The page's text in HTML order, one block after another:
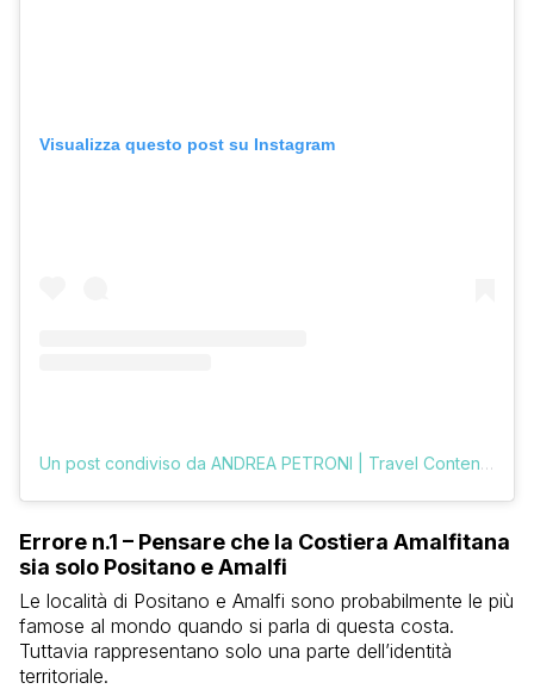
Visualizza questo post su Instagram
Un post condiviso da ANDREA PETRONI | Travel Content Creator (@vologratis)
Errore n.1 – Pensare che la Costiera Amalfitana
sia solo Positano e Amalfi
Le località di Positano e Amalfi sono probabilmente le più
famose al mondo quando si parla di questa costa.
Tuttavia rappresentano solo una parte dell’identità
territoriale.